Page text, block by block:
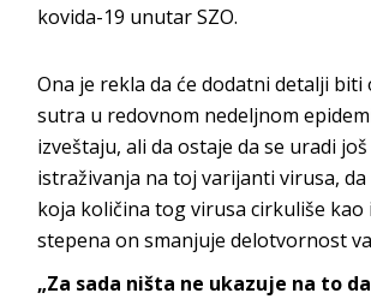
kovida-19 unutar SZO.
Ona je rekla da će dodatni detalji biti
sutra u redovnom nedeljnom
izveštaju, ali da ostaje da se uradi
istraživanja na toj varijanti virusa, da
koja količina tog virusa cirkuliše kao
stepena on smanjuje delotvornost
„Za sada ništa ne ukazuje na to